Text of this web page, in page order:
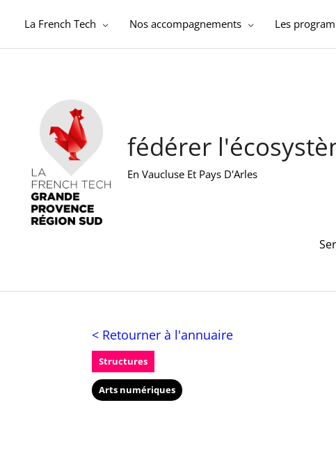
La French Tech Nos accompagnements Les
fédérer
En Vaucluse Et Pays D'Arles
< Retourner à l'annuaire
Structures
Arts numériques